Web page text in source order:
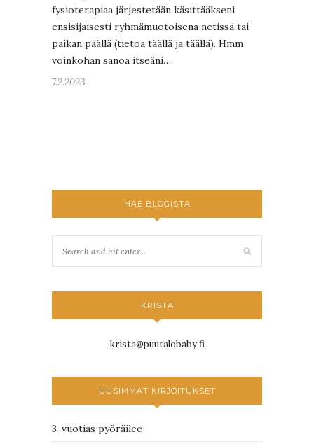
fysioterapiaa järjestetään käsittääkseni
ensisijaisesti ryhmämuotoisena netissä tai
paikan päällä (tietoa täällä ja täällä). Hmm
voinkohan sanoa itseäni…
7.2.2023
HAE BLOGISTA
KRISTA
krista@puutalobaby.fi
UUSIMMAT KIRJOITUKSET
3-vuotias pyöräilee